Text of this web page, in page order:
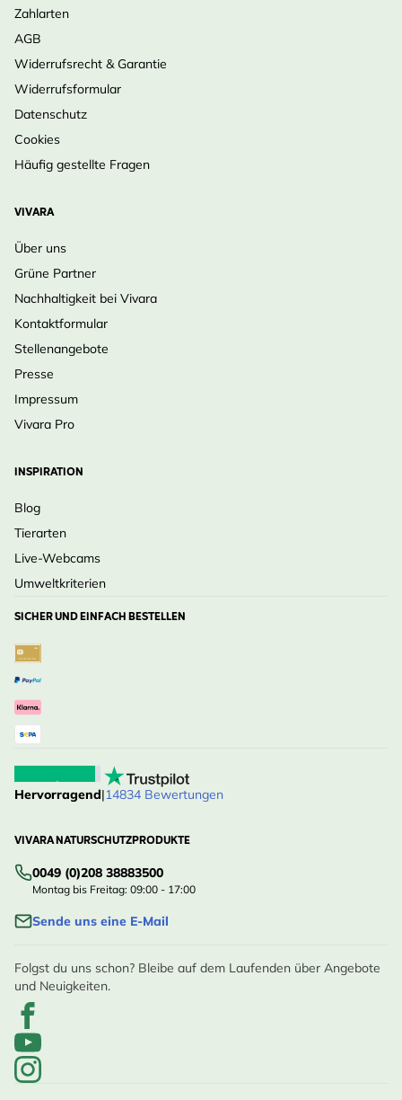
Zahlarten
AGB
Widerrufsrecht & Garantie
Widerrufsformular
Datenschutz
Cookies
Häufig gestellte Fragen
VIVARA
Über uns
Grüne Partner
Nachhaltigkeit bei Vivara
Kontaktformular
Stellenangebote
Presse
Impressum
Vivara Pro
INSPIRATION
Blog
Tierarten
Live-Webcams
Umweltkriterien
SICHER UND EINFACH BESTELLEN
Hervorragend|14834 Bewertungen
VIVARA NATURSCHUTZPRODUKTE
0049 (0)208 38883500
Montag bis Freitag: 09:00 - 17:00
Sende uns eine E-Mail
Folgst du uns schon? Bleibe auf dem Laufenden über Angebote
und Neuigkeiten.